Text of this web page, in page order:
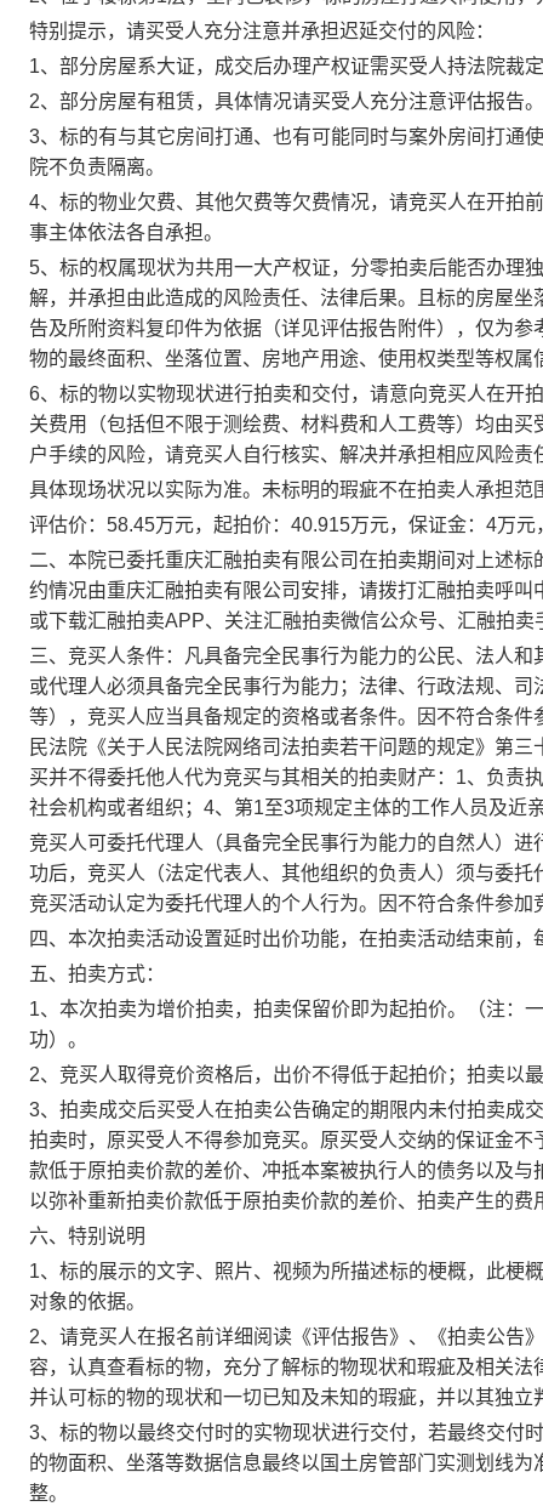
特别提示，请买受人充分注意并承担迟延交付的风险：
1、部分房屋系大证，成交后办理产权证需买受人持法院裁
2、部分房屋有租赁，具体情况请买受人充分注意评估报告。
3、标的有与其它房间打通、也有可能同时与案外房间打通
院不负责隔离。
4、 标的物业欠费、其他欠费等欠费情况，请竞买人在开拍
事主体依法各自承担。
5、标的权属现状为共用一大产权证，分零拍卖后能否办理
解，并承担由此造成的风险责任、法律后果。且标的房屋
告及所附资料复印件为依据（详见评估报告附件）
，仅为参
物的最终面积、坐落位置、房地产用途、使用权类型等权属
6、标的物以实物现状进行拍卖和交付，请意向竞买人在开
关费用（包括但不限于测绘费、材料费和人工费等）均由
户手续的风险，请竞买人自行核实、解决并承担相应风险责
具体现场状况以实际为准。未标明的瑕疵不在拍卖人承担
评估价： 58.45万元，起拍价： 40.915万元，保证金： 4万元
二、 本院已委托重庆汇融拍卖有限公司在拍卖期间对上述
约情况由重庆汇融拍卖有限公司安排，请拨打汇融拍卖呼叫
或下载汇融拍卖APP、关注汇融拍卖微信公众号、汇融拍卖
三、 竞买人条件：凡具备完全民事行为能力的公民、法人
或代理人必须具备完全民事行为能力；法律、行政法规、
等），竞买人应当具备规定的资格或者条件。因不符合条
民法院《关于人民法院网络司法拍卖若干问题的规定》第
买并不得委托他人代为竞买与其相关的拍卖财产： 1、负责
社会机构或者组织； 4、第1至3项规定主体的工作人员及近
竞买人可委托代理人（具备完全民事行为能力的自然人）
功后，竞买人（法定代表人、其他组织的负责人）须与委
竞买活动认定为委托代理人的个人行为。因不符合条件参
四、本次拍卖活动设置延时出价功能，在拍卖活动结束前，
五、拍卖方式：
1、本次拍卖为增价拍卖，拍卖保留价即为起拍价。（注：
功）。
2、竞买人取得竞价资格后，出价不得低于起拍价；拍卖以
3、拍卖成交后买受人在拍卖公告确定的期限内未付拍卖成
拍卖时，原买受人不得参加竞买。原买受人交纳的保证金
款低于原拍卖价款的差价、冲抵本案被执行人的债务以及
以弥补重新拍卖价款低于原拍卖价款的差价、拍卖产生的
六、特别说明
1、标的展示的文字、照片、视频为所描述标的梗概，此梗
对象的依据。
2、请竞买人在报名前详细阅读《评估报告》、《拍卖公告
容，认真查看标的物，充分了解标的物现状和瑕疵及相关
并认可标的物的现状和一切已知及未知的瑕疵，并以其独
3、标的物以最终交付时的实物现状进行交付，若最终交付
的物面积、坐落等数据信息最终以国土房管部门实测划线
整。